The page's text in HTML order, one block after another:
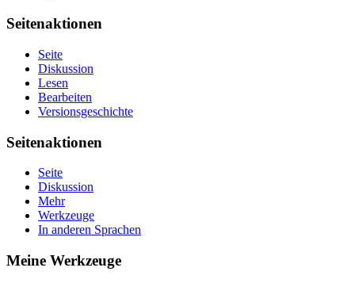
Seitenaktionen
Seite
Diskussion
Lesen
Bearbeiten
Versionsgeschichte
Seitenaktionen
Seite
Diskussion
Mehr
Werkzeuge
In anderen Sprachen
Meine Werkzeuge